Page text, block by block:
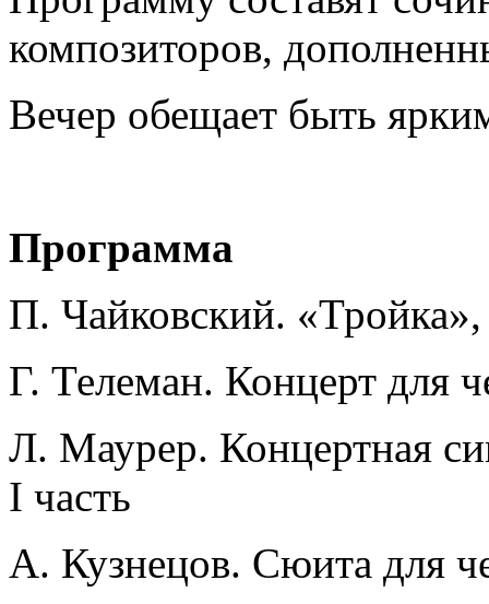
композиторов,
Вечер обещает быть
Программа
П. Чайковский.
Г. Телеман. Концерт для
Л. Маурер. Концертная
I часть
А. Кузнецов. Сюита для